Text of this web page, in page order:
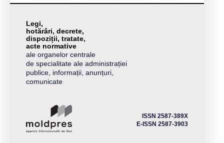
Legi,
hotărâri, decrete,
dispoziții, tratate,
acte normative
ale organelor centrale
de specialitate ale administrației
publice, informații, anunțuri,
comunicate
ISSN 2587-389X
E-ISSN 2587-3903